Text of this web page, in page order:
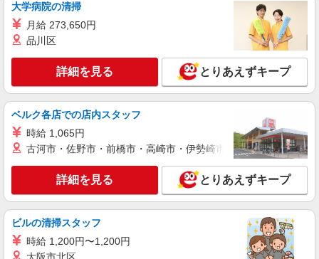
【月給】 204,800円〜232,600円（試用期間3か
月） ※経験や年齢などを考慮し、加給・優遇いた
与あり（前年度実績：4ヶ月分）※入社1年以上、
転居可能者 ■昇給制度あり（年1回） ※全て当社
規定による
茨城県水戸市内原1丁目208番地 ケーズデンキ
国各アシストカウンター 勤務地、応相談 ◎全国転
勤あり ◎Ｕ・Ｉターン歓迎します
キープ 詳細を見る
アルバイト
ボルボ・カー水戸 洗車・回送アルバイトスタッフ
回送・洗車スタッフ【ボルボ・カー水戸】
時給1100円〜1500円（経験・スキルによる）
★社内のコーティング講習受講により時給UP
■ボルボ・カー水戸 〒311-4143 茨城県水戸市
大塚町1500-2
キープ 詳細を見る
大学病院の清掃
月給 273,650円
品川区
詳細を見る とりあえずキープ
ベルク各店での店内スタッフ
時給 1,065円
古河市・佐野市・前橋市・高崎市・伊勢崎市・太田市・館林市
詳細を見る とりあえずキープ
ビルの清掃スタッフ
時給 1,200円〜1,200円